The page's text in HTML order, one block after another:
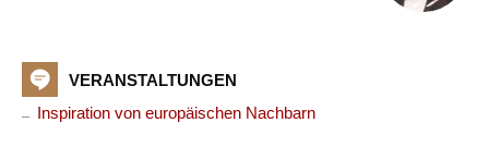
VERANSTALTUNGEN
Inspiration von europäischen Nachbarn